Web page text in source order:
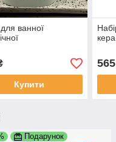
ванної
Купити
565
Подарунок